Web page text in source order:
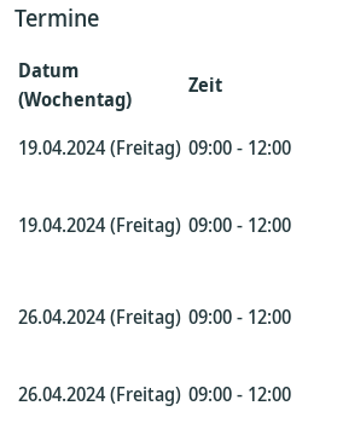
Termine
Datum
(Wochentag)
Zeit
19.04.2024 (Freitag) 09:00 - 12:00
19.04.2024 (Freitag) 09:00 - 12:00
26.04.2024 (Freitag) 09:00 - 12:00
26.04.2024 (Freitag) 09:00 - 12:00